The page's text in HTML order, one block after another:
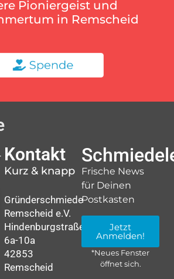
Pioniergeist und
in Remscheid
Kontakt
Kurz & knapp
Gründerschmiede
Remscheid e.V.
Hindenburgstraße
6a-10a
42853
Remscheid
Frische News
für Deinen
Postkasten
Jetzt
Anmelden!
*Neues Fenster
öffnet sich.